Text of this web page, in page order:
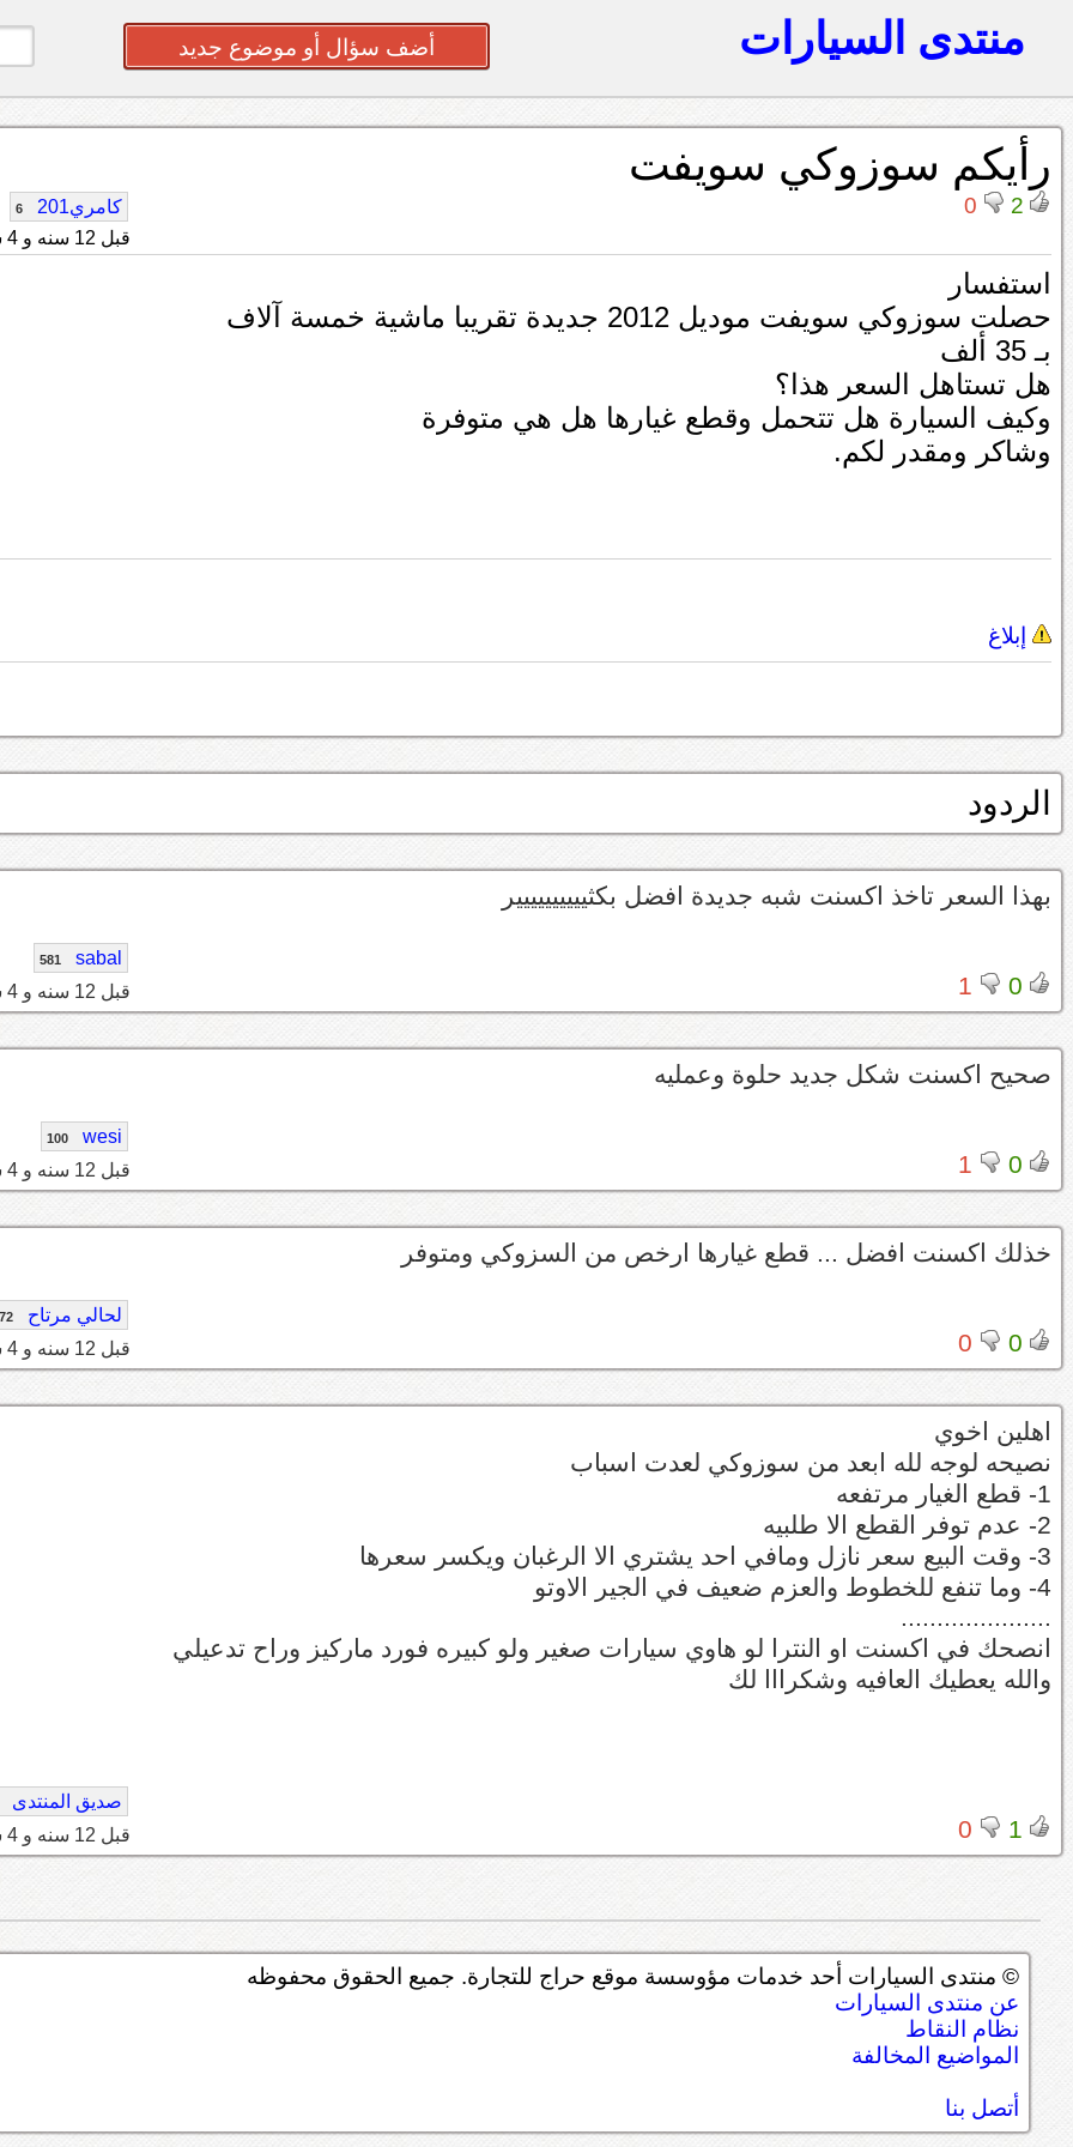
منتدى السيارات أضف سؤال أو موضوع جديد
رأيكم سوزوكي سويفت
2
0 كامري201 6
قبل 12 سنه و 4 شهر
استفسار
حصلت سوزوكي سويفت موديل 2012 جديدة تقريبا ماشية خمسة آلاف
بـ 35 ألف
هل تستاهل السعر هذا؟
وكيف السيارة هل تتحمل وقطع غيارها هل هي متوفرة
وشاكر ومقدر لكم.
إبلاغ
الردود
بهذا السعر تاخذ اكسنت شبه جديدة افضل بكثيييييييييير
0
1
sabal
581
قبل 12 سنه و 4 شهر
صحيح اكسنت شكل جديد حلوة وعمليه
0
1
wesi
100
قبل 12 سنه و 4 شهر
خذلك اكسنت افضل ... قطع غيارها ارخص من السزوكي ومتوفر
0
0
لحالي مرتاح
قبل 12 سنه و 4 شهر
اهلين اخوي
نصيحه لوجه لله ابعد من سوزوكي لعدت اسباب
1- قطع الغيار مرتفعه
2- عدم توفر القطع الا طلبيه
3- وقت البيع سعر نازل ومافي احد يشتري الا الرغبان ويكسر سعرها
4- وما تنفع للخطوط والعزم ضعيف في الجير الاوتو
.....................
انصحك في اكسنت او النترا لو هاوي سيارات صغير ولو كبيره فورد ماركيز وراح تدعيلي
والله يعطيك العافيه وشكرااا لك
1
0
صديق المنتدى
قبل 12 سنه و 4 شهر
© منتدى السيارات أحد خدمات مؤوسسة موقع حراج للتجارة. جميع الحقوق محفوظه
عن منتدى السيارات
نظام النقاط
المواضيع المخالفة
أتصل بنا